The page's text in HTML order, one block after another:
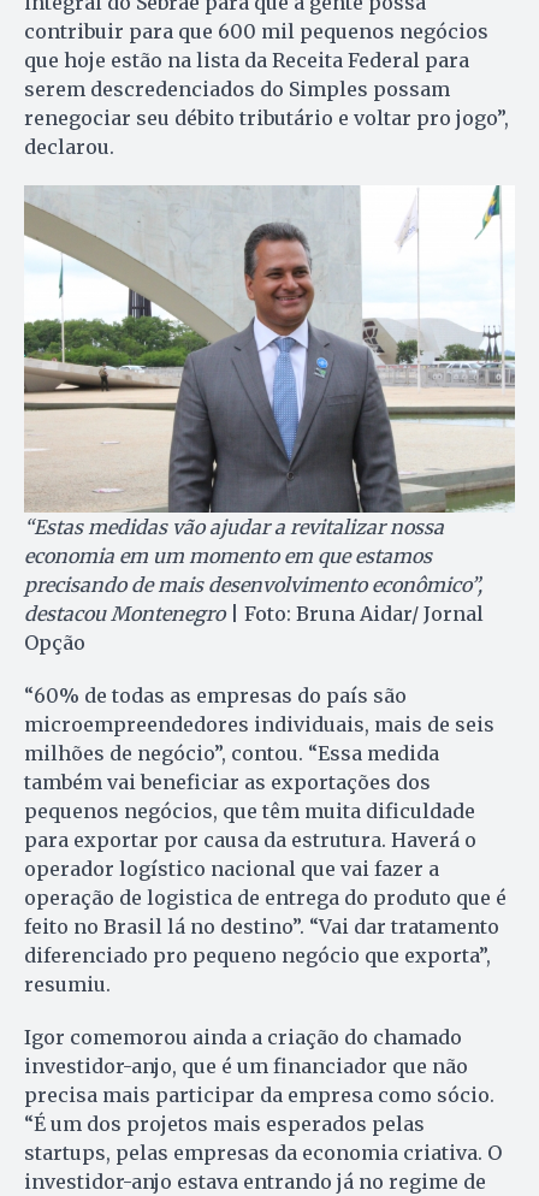
contribuir para que 600 mil pequenos negócios
que hoje estão na lista da Receita Federal para
serem descredenciados do Simples possam
renegociar seu débito tributário e voltar pro jogo”,
declarou.
“Estas medidas vão ajudar a revitalizar nossa
economia em um momento em que estamos
precisando de mais desenvolvimento econômico”,
destacou Montenegro| Foto: Bruna Aidar/ Jornal
Opção
“60% de todas as empresas do país são
microempreendedores individuais, mais de seis
milhões de negócio”, contou. “Essa medida
também vai beneficiar as exportações dos
pequenos negócios, que têm muita dificuldade
para exportar por causa da estrutura. Haverá o
operador logístico nacional que vai fazer a
operação de logistica de entrega do produto que é
feito no Brasil lá no destino”. “Vai dar tratamento
diferenciado pro pequeno negócio que exporta”,
resumiu.
Igor comemorou ainda a criação do chamado
investidor-anjo, que é um financiador que não
precisa mais participar da empresa como sócio.
“É um dos projetos mais esperados pelas
startups, pelas empresas da economia criativa. O
investidor-anjo estava entrando já no regime de